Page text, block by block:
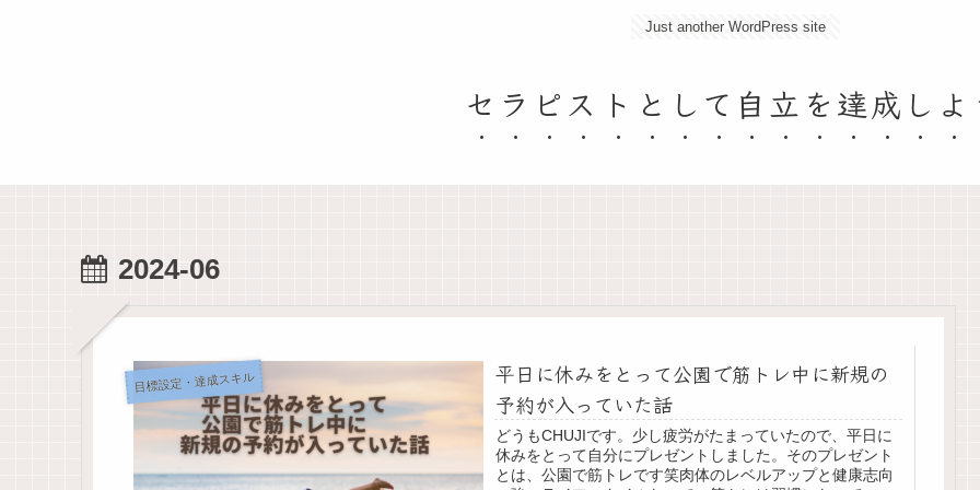
Just another WordPress site
セラピストとして自立を達成しよ
2024-06
目標設定・達成スキル
平日に休みをとって公園で筋トレ中に新規の
予約が入っていた話
どうもCHUJIです。少し疲労がたまっていたので、平日に
休みをとって自分にプレゼントしました。そのプレゼント
とは、公園で筋トレです笑肉体のレベルアップと健康志向